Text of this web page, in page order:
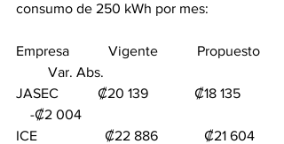
consumo de 250 kWh por mes:
Empresa           Vigente           Propuesto
         Var. Abs.
JASEC           ₡20 139             ₡18 135
    -₡2 004
ICE                   ₡22 886             ₡21 604